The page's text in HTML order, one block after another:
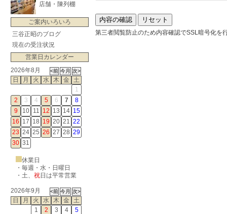
店舗・陳列棚
ご案内いろいろ
三谷正昭のブログ
現在の受注状況
営業日カレンダー
2026年8月
日
月 火 水 木 金
土
1
2
3 4 5 6 7
8
9
10 11 12 13 14 15
16 17 18 19 20 21 22
23 24 25 26 27 28 29
30 31
休業日
・毎週・水・日曜日
・ 土、 祝日は平常営業
2026年9月
日
月 火 水 木 金
土
1
2 3 4
5
第三者閲覧防止のため内容確認でSSL暗号化を